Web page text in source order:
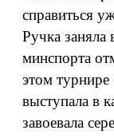
справиться
Ручка заняла
минспорта
этом
выступала в
завоевала